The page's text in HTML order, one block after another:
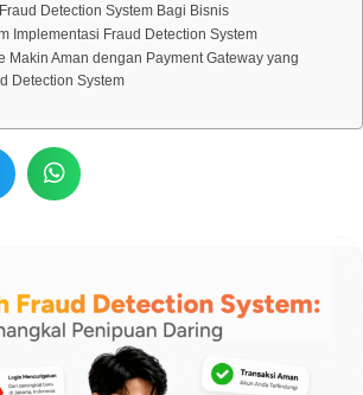
Detection System Bagi Bisnis
Implementasi Fraud Detection System
Makin Aman dengan Payment Gateway yang
Detection System